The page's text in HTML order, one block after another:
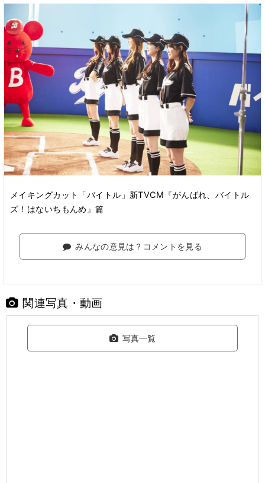
メイキングカット「バイトル」新TVCM『がんばれ、バイトル
ズ！はないちもんめ』篇
みんなの意見は？コメントを見る
関連写真・動画
写真一覧